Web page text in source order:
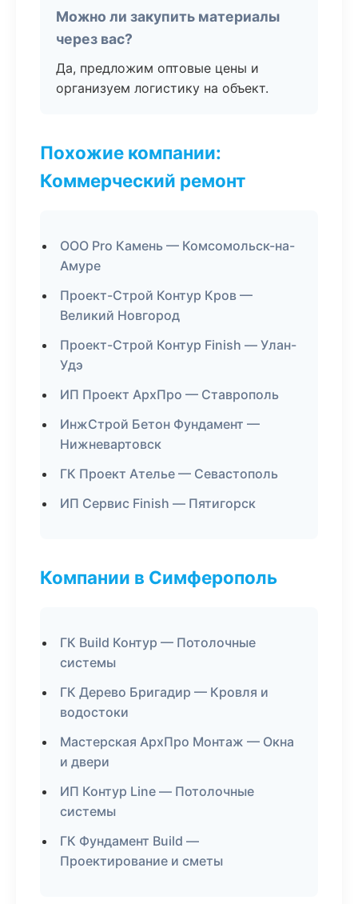
Можно ли закупить материалы
через вас?
Да, предложим оптовые цены и
организуем логистику на объект.
Похожие компании:
Коммерческий ремонт
ООО Pro Камень — Комсомольск-на-
Амуре
Проект-Строй Контур Кров —
Великий Новгород
Проект-Строй Контур Finish — Улан-
Удэ
ИП Проект АрхПро — Ставрополь
ИнжСтрой Бетон Фундамент —
Нижневартовск
ГК Проект Ателье — Севастополь
ИП Сервис Finish — Пятигорск
Компании в Симферополь
ГК Build Контур — Потолочные
системы
ГК Дерево Бригадир — Кровля и
водостоки
Мастерская АрхПро Монтаж — Окна
и двери
ИП Контур Line — Потолочные
системы
ГК Фундамент Build —
Проектирование и сметы